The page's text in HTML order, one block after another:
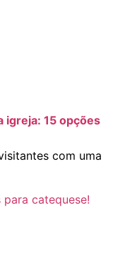
igreja: 15 opções
com uma